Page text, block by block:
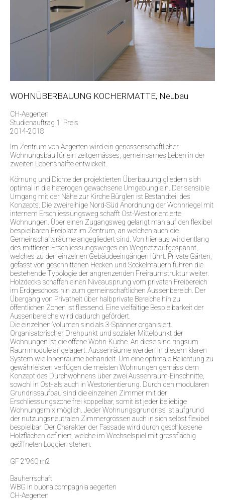
WOHNÜBERBAUUNG KOCHERMATTE, Neubau
CH-Aegerten
Studienauftrag 1. Preis
2014-2018
Im Zentrum von Aegerten wird ein genossenschaftlicher
Wohnungsbau für ein zeitgemässes, gemeinsames Leben in der
zweiten Lebenshälfte entwickelt.
Körnung und Dichte der projektierten Überbauung gliedern sich
optimal in die heterogen gewachsene Umgebung ein. Der sensible
Umgang mit der Nähe zur Kirche Bürglen ist Bestandteil des
Konzepts. Die zweireihige Nord-Süd Anordnung der Wohnriegel mit
internem Erschliessungsweg schafft Ost-West orientierte
Wohnungen. Über einen Zugangsweg gelangt man auf den flexibel
bespielbaren Freiplatz im Zentrum, an welchen auch die
Gemeinschaftsräume angegliedert sind. Von hier aus wird entlang
des mittleren Erschliessungsweges ein Wegnetz aufgespannt,
welches zu den einzelnen Gebäudeeingängen führt. Private Gärten,
gefasst von geschnittenen Hecken und Sockelmauern führen die
bestehende Typologie der angrenzenden Freiraumstruktur weiter.
Holzdecks schaffen einen Niveausprung vom privaten Freibereich
im Erdgeschoss hin zum gemeinschaftlichen Aussenbereich. Der
Übergang von Privatheit über halbprivate Bereiche hin zu
öffentlichen Zonen ist fliessend. Eine vielfältige Bespielbarkeit der
Aussenbereiche wird dadurch gefördert.
Die einzelnen Volumen sind als 3-Spänner organisiert.
Organisatorischer Drehpunkt und sozialer Mittelpunkt der
Wohnungen ist die offene Wohn-Küche. An diese sind ringsum
Raummodule angelagert. Aussenräume werden in diesem klaren
System wie Innenräume behandelt. Um eine optimale Belichtung zu
gewährleisten verfügen die meisten Wohnungen gemäss dem
Konzept des Durchwohnens über zwei Aussenraum-Einschnitte,
sowohl in Ost- als auch in Westorientierung. Durch den modularen
Grundrissaufbau sind die einzelnen Zimmer mit der
Erschliessungszone frei koppelbar, somit ist jeder beliebige
Wohnungsmix möglich. Jeder Wohnungsgrundriss ist aufgrund
der nutzungsneutralen Zimmergrössen auch in sich selbst flexibel
bespielbar. Der Charakter der Fassade wird durch geschlossene
Holzflächen definiert, welche im Wechselspiel mit grossflächig
geöffneten Loggien stehen.
GF 2'960 m2
Bauherrschaft
WBG in buona compagnia aegerten
CH-Aegerten